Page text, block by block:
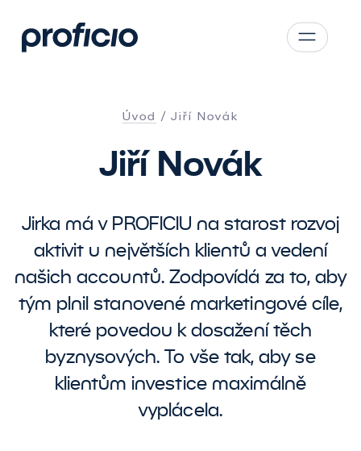
AT
Úvod Jiří Novák
Jiří Novák
Jirka má v PROFICIU na starost rozvoj
aktivit u největších klientů a vedení
našich accountů. Zodpovídá za to, aby
tým plnil stanovené marketingové cíle,
které povedou k dosažení těch
byznysových. To vše tak, aby se
klientům investice maximálně
vyplácela.